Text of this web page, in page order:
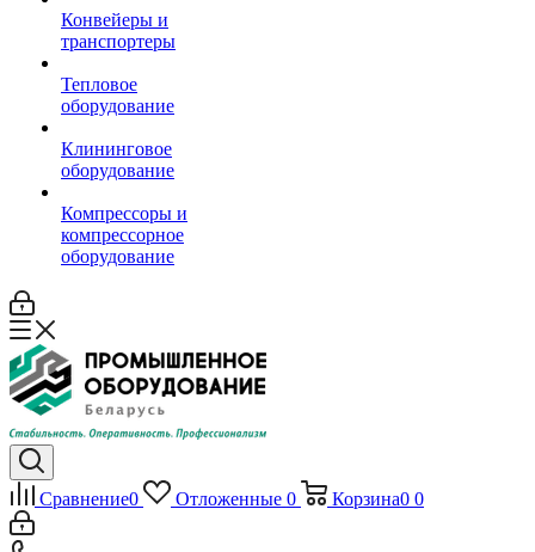
Конвейеры и
транспортеры
Тепловое
оборудование
Клининговое
оборудование
Компрессоры и
компрессорное
оборудование
Сравнение0 Отложенные 0 Корзина0 0